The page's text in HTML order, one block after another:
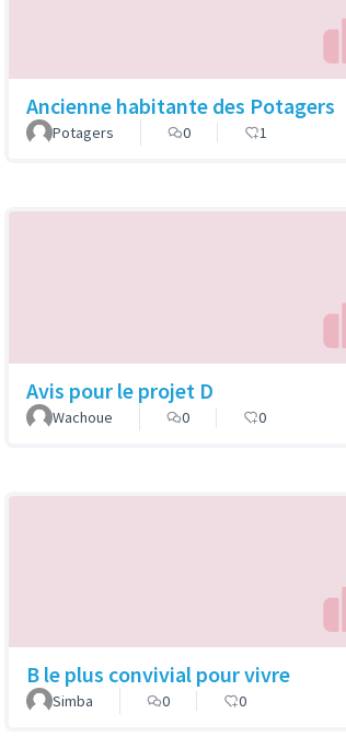
Ancienne habitante des Potagers
Potagers 0 1
Avis pour le projet D
Wachoue 0 0
B le plus convivial pour vivre
Simba 0 0